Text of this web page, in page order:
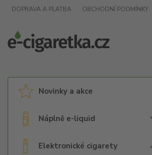
DOPRAVA A PLATBA OBCHODNÍ PODMÍNKY
Novinky a akce
Náplně e-liquid
Elektronické cigarety